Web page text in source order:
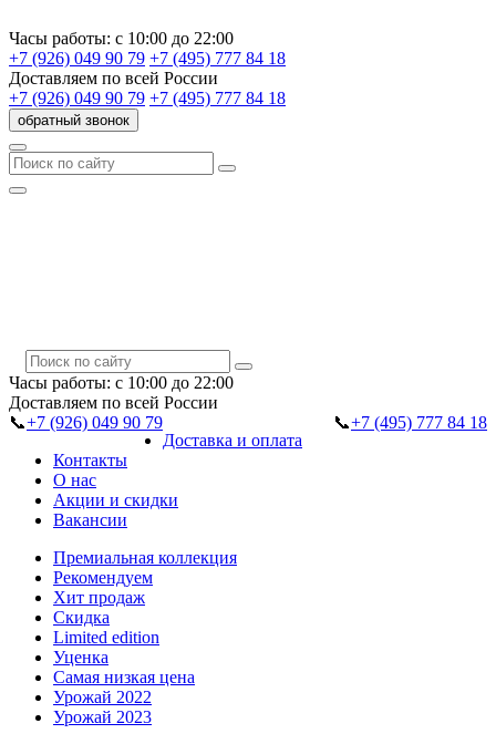
Часы работы: с 10:00 до 22:00
+7 (926) 049 90 79 +7 (495) 777 84 18
Доставляем по всей России
+7 (926) 049 90 79 +7 (495) 777 84 18
обратный звонок
Часы работы: с 10:00 до 22:00
Доставляем по всей России
📞+7 (926) 049 90 79 📞+7 (495) 777 84 18
Доставка и оплата
Контакты
О нас
Акции и скидки
Вакансии
Премиальная коллекция
Рекомендуем
Хит продаж
Скидка
Limited edition
Уценка
Самая низкая цена
Урожай 2022
Урожай 2023